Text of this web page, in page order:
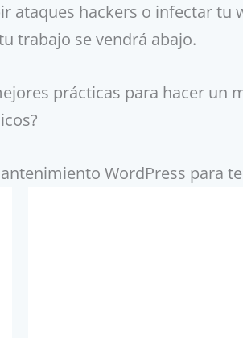
ataques hackers o infectar tu
trabajo se vendrá abajo.
prácticas para hacer
WordPress para